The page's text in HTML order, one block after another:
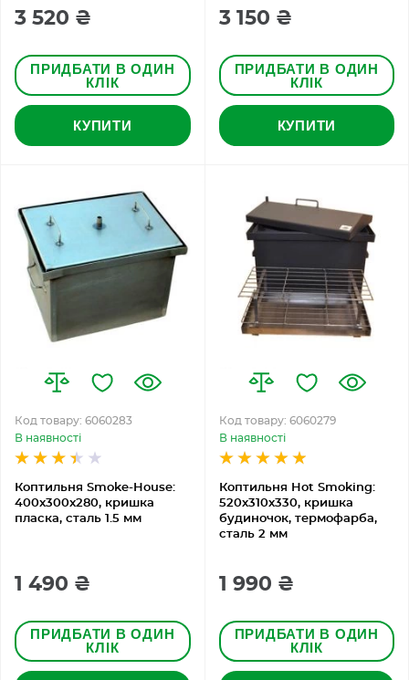
3 520 ₴
ПРИДБАТИ В ОДИН
КЛІК
КУПИТИ
3 150 ₴
ПРИДБАТИ В ОДИН
КЛІК
КУПИТИ
Коптильня Smoke-House:
400x300x280, кришка
пласка, сталь 1.5 мм
Код товару: 6060283
В наявності
1 490 ₴
ПРИДБАТИ В ОДИН
КЛІК
Коптильня Hot Smoking:
520х310х330, кришка
будиночок, термофарба,
сталь 2 мм
Код товару: 6060279
В наявності
1 990 ₴
ПРИДБАТИ В ОДИН
КЛІК